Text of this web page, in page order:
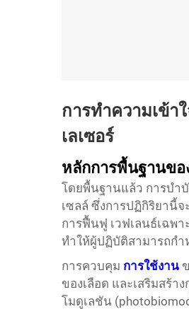
การทำความเข้า
เลเซอร์
หลักการพื้นฐานขอ
โดยพื้นฐานแล้ว การบำ
เซลล์ ซึ่งการปฏิกิริยานี้
การฟื้นฟู เวฟเลนธ์เฉพา
ทำให้ผู้ปฏิบัติสามารถกำ
การควบคุม การใช้งาน
ของเลือด และเสริมสร้า
โมดูเลชัน